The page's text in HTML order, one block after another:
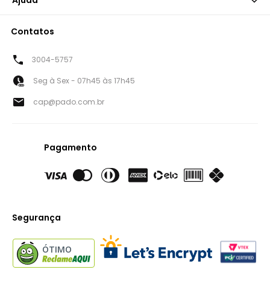
Contatos
3004-5757
Seg à Sex - 07h45 às 17h45
cap@pado.com.br
Pagamento
Segurança
ÓTIMO